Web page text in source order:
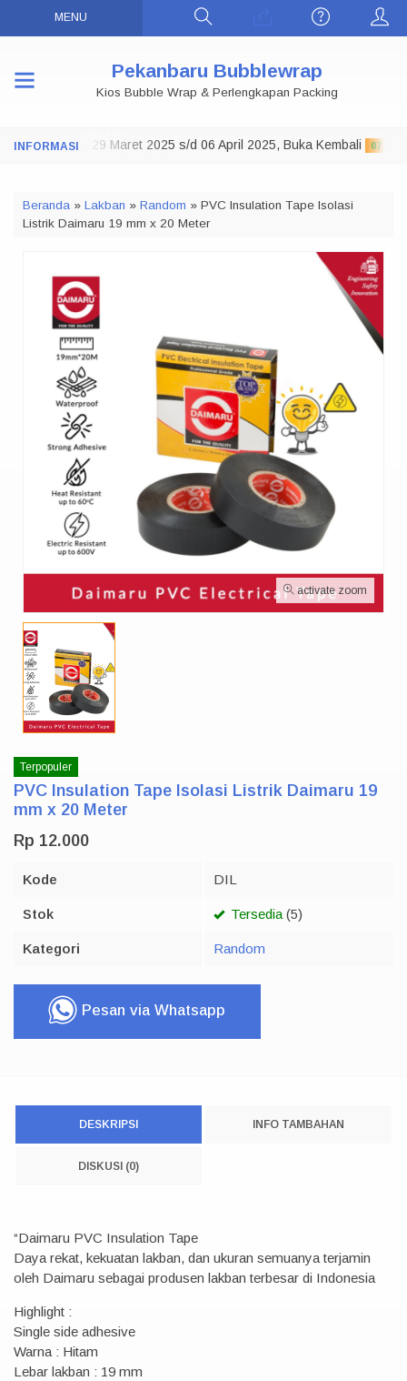
MENU
Pekanbaru Bubblewrap
Kios Bubble Wrap & Perlengkapan Packing
Toko Tutup 29 Maret 2025 s/d 06 April 2025, Buka Kembali 07 APRIL
Beranda » Lakban » Random » PVC Insulation Tape Isolasi
Listrik Daimaru 19 mm x 20 Meter
activate zoom
Terpopuler
PVC Insulation Tape Isolasi Listrik Daimaru 19
mm x 20 Meter
Rp 12.000
Kode DIL
Stok Tersedia (5)
Kategori Random
Pesan via Whatsapp
DESKRIPSI INFO TAMBAHAN
DISKUSI (0)
“Daimaru PVC Insulation Tape
Daya rekat, kekuatan lakban, dan ukuran semuanya terjamin
oleh Daimaru sebagai produsen lakban terbesar di Indonesia
Highlight :
Single side adhesive
Warna : Hitam
Lebar lakban : 19 mm